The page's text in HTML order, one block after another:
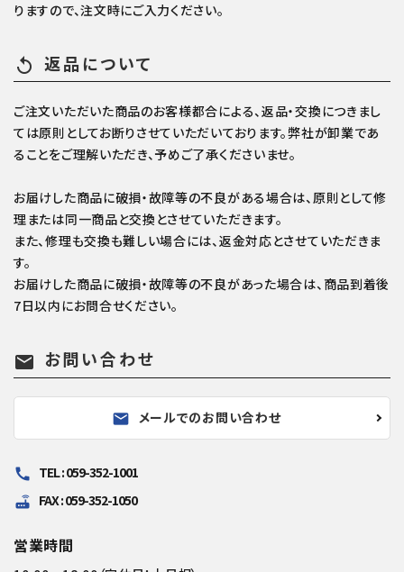
りますので、注文時にご入力ください。
replay 返品について
ご注文いただいた商品のお客様都合による、返品・交換につきまし
ては原則としてお断りさせていただいております。弊社が卸業であ
ることをご理解いただき、予めご了承くださいませ。
お届けした商品に破損・故障等の不良がある場合は、原則として修
理または同一商品と交換とさせていただきます。
また、修理も交換も難しい場合には、返金対応とさせていただきま
す。
お届けした商品に破損・故障等の不良があった場合は、商品到着後
7日以内にお問合せください。
mail お問い合わせ
mail メールでのお問い合わせ
call TEL : 059-352-1001
router FAX : 059-352-1050
営業時間